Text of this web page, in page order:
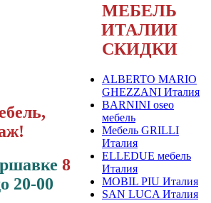
8
20-00
МЕБЕЛЬ
ИТАЛИИ
СКИДКИ
ALBERTO MARIO
GHEZZANI Италия
BARNINI oseo
мебель
Мебель GRILLI
Италия
ELLEDUE мебель
Италия
MOBIL PIU Италия
SAN LUCA Италия